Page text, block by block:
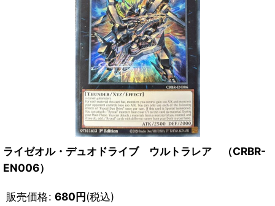
ライゼオル・デュオドライブ ウルトラレア （CRBR-
EN006）
販売価格: 680円(税込)